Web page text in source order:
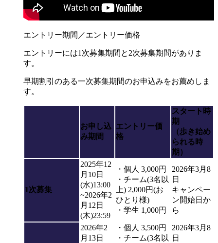
エントリー期間／エントリー価格
エントリーには1次募集期間と2次募集期間がありま
す。
早期割引のある一次募集期間のお申込みをお薦めしま
す。
お申し込
み期間
エントリー価
格
スタート時
期
（歩き始め
られる時
期）
1次募集
2025年12
月10日
(水)13:00
~2026年2
月12日
(木)23:59
・個人 3,000円
・チーム(3名以
上) 2,000円(お
ひとり様)
・学生 1,000円
2026年3月8
日
キャンペー
ン開始日か
ら
2026年2
月13日
・個人 3,500円
・チーム(3名以
2026年3月8
日